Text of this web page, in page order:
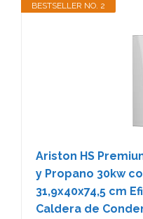
BESTSELLER NO. 2
Ariston HS
y Propano 30kw
31,9x40x74,5 cm
Caldera de